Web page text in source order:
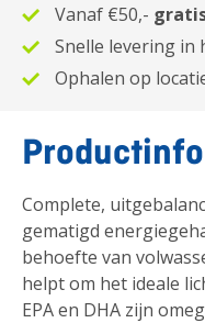
Vanaf €50,-
Snelle levering in
Ophalen op
Complete,
gematigd
behoefte van
helpt om het ideale
EPA en DHA zijn